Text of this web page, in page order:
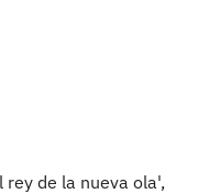
rey de la nueva ola',